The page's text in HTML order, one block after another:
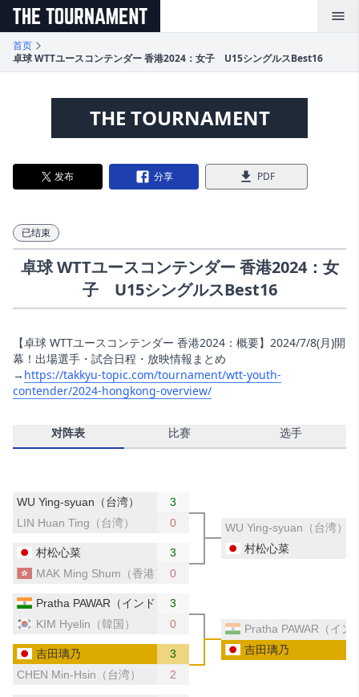
メインコンテンツへスキップ
首页
卓球 WTTユースコンテンダー 香港2024：女子 U15シングルスBest16
THE TOURNAMENT
发布 分享 PDF
已结束
卓球 WTTユースコンテンダー 香港2024：女
子 U15シングルスBest16
【卓球 WTTユースコンテンダー 香港2024：概要】2024/7/8(月)開
幕！出場選手・試合日程・放映情報まとめ
→ https://takkyu-topic.com/tournament/wtt-youth-
contender/2024-hongkong-overview/
对阵表 比赛 选手
WU Ying-syuan（台湾）
3
LIN Huan Ting（台湾）
0
村松心菜
3
MAK Ming Shum（香港）
0
Pratha PAWAR（インド）
3
KIM Hyelin（韓国）
0
吉田璃乃
3
CHEN Min-Hsin（台湾）
2
WU Ying-syuan（台湾）
村松心菜
Pratha PAWAR（イン
吉田璃乃